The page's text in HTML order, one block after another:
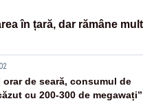
în țară, dar rămâne mult
de seară, consumul de
cu 200-300 de megawați”